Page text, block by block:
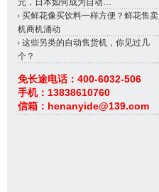
元，日本如何成为自动…
买鲜花像买饮料一样方便？鲜花售卖
机商机涌动
这些另类的自动售货机，你见过几
个？
免长途电话：400-6032-506
手机：13838610760
信箱：henanyide@139.com